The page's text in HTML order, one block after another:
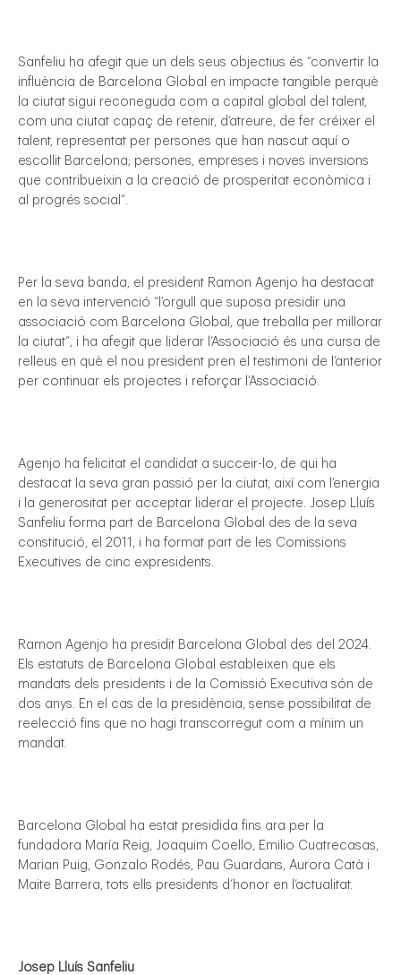
Sanfeliu ha afegit que un dels seus objectius és “convertir la
influència de Barcelona Global en impacte tangible perquè
la ciutat sigui reconeguda com a capital global del talent,
com una ciutat capaç de retenir, d’atreure, de fer créixer el
talent, representat per persones que han nascut aquí o
escollit Barcelona; persones, empreses i noves inversions
que contribueixin a la creació de prosperitat econòmica i
al progrés social”.
Per la seva banda, el president Ramon Agenjo ha destacat
en la seva intervenció “l’orgull que suposa presidir una
associació com Barcelona Global, que treballa per millorar
la ciutat”, i ha afegit que liderar l’Associació és una cursa de
relleus en què el nou president pren el testimoni de l’anterior
per continuar els projectes i reforçar l’Associació.
Agenjo ha felicitat el candidat a succeir-lo, de qui ha
destacat la seva gran passió per la ciutat, així com l’energia
i la generositat per acceptar liderar el projecte. Josep Lluís
Sanfeliu forma part de Barcelona Global des de la seva
constitució, el 2011, i ha format part de les Comissions
Executives de cinc expresidents.
Ramon Agenjo ha presidit Barcelona Global des del 2024.
Els estatuts de Barcelona Global estableixen que els
mandats dels presidents i de la Comissió Executiva són de
dos anys. En el cas de la presidència, sense possibilitat de
reelecció fins que no hagi transcorregut com a mínim un
mandat.
Barcelona Global ha estat presidida fins ara per la
fundadora María Reig, Joaquim Coello, Emilio Cuatrecasas,
Marian Puig, Gonzalo Rodés, Pau Guardans, Aurora Catà i
Maite Barrera, tots ells presidents d’honor en l’actualitat.
Josep Lluís Sanfeliu